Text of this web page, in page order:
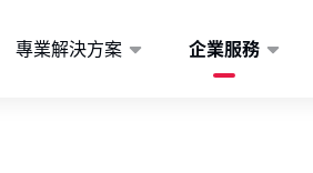
專業解決方案 企業服務